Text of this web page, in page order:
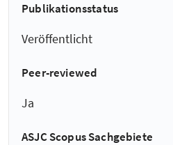
Publikationsstatus
Veröffentlicht
Peer-reviewed
Ja
ASJC Scopus Sachgebiete